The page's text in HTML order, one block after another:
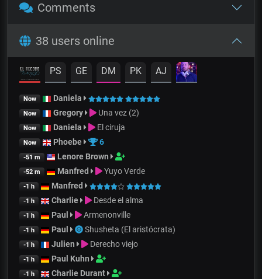
Comments
38 users online
PS GE DM PK AJ
Now Daniela
Now Gregory Una vez (2)
Now Daniela El ciruja
Now Phoebe 6
-51 m Lenore Brown
-52 m Manfred Yuyo Verde
-1 h Manfred
-1 h Charlie Desde el alma
-1 h Paul Armenonville
-1 h Paul Shusheta (El aristócrata)
-1 h Julien Derecho viejo
-1 h Paul Kuhn
-1 h Charlie Durant